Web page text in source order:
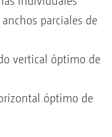
parciales de
vertical óptimo de
óptimo de